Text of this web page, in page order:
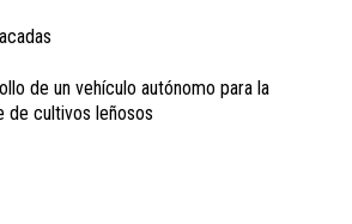
de un vehículo autónomo para la
de cultivos leñosos